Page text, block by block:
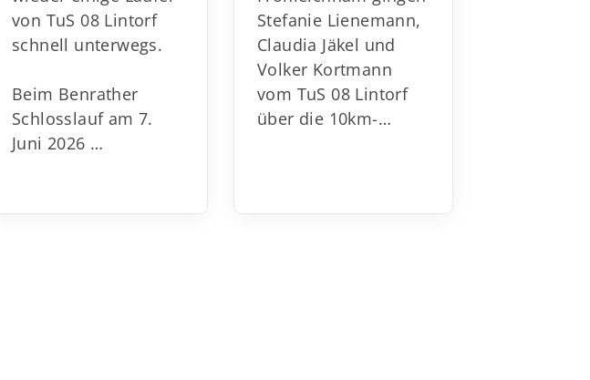
von TuS 08 Lintorf
schnell unterwegs.
Beim Benrather
Schlosslauf am 7.
Juni 2026 …
Stefanie Lienemann,
Claudia Jäkel und
Volker Kortmann
vom TuS 08 Lintorf
über die 10km-…